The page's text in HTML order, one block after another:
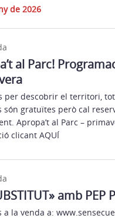
de 2026
al Parc!
per descobrir el territori,
són gratuïtes però cal
Apropa’t al Parc –
clicant AQUÍ
amb PEP
a la venda a: